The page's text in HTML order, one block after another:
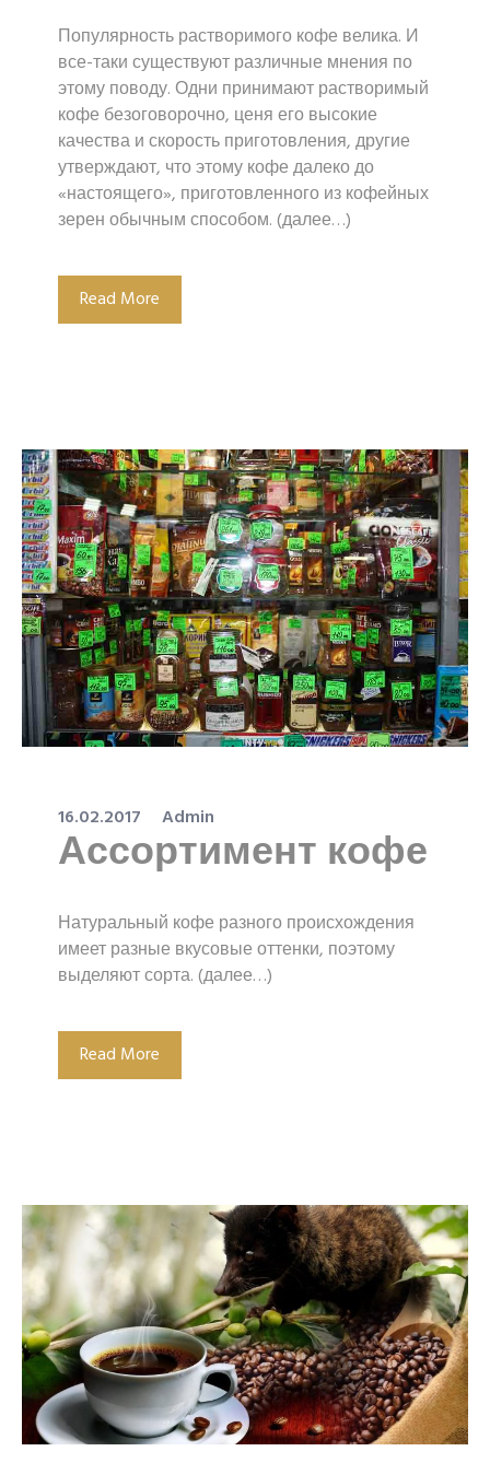
Популярность растворимого кофе велика. И
все-таки существуют различные мнения по
этому поводу. Одни принимают растворимый
кофе безоговорочно, ценя его высокие
качества и скорость приготовления, другие
утверждают, что этому кофе далеко до
«настоящего», приготовленного из кофейных
зерен обычным способом. (далее…)
Read More
16.02.2017 Admin
Ассортимент кофе
Натуральный кофе разного происхождения
имеет разные вкусовые оттенки, поэтому
выделяют сорта. (далее…)
Read More